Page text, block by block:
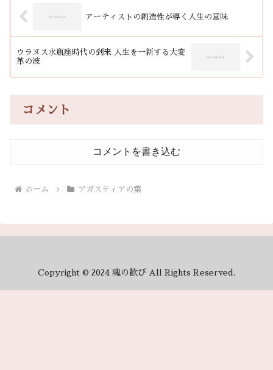
アーティストの創造性が導く人生の意味
ウラヌス水瓶座時代の到来 人生を一新する大変
革の波
コメント
コメントを書き込む
ホーム アガスティアの葉
Copyright © 2024 魂の歓び All Rights Reserved.